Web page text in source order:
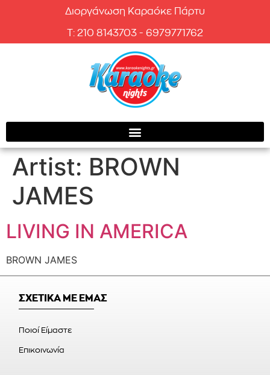
Διοργάνωση Καραόκε Πάρτυ
T: 210 8143703 - 6979771762
Artist: BROWN
JAMES
LIVING IN AMERICA
BROWN JAMES
ΣΧΕΤΙΚΑ ΜΕ ΕΜΑΣ
Ποιοί Είμαστε
Επικοινωνία